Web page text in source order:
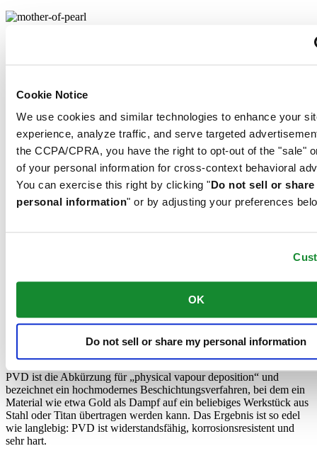
Cookie Notice
We use cookies and similar technologies to enhance your
experience, analyze traffic, and serve targeted
the CCPA/CPRA, you have the right to opt-out of the "sale"
of your personal information for cross-context behavioral
You can exercise this right by clicking "Do not sell or share
personal information" or by adjusting your preferences
OK
Do not sell or share my personal information
Schalenschicht bestimmter Muscheln. Das irisierend schimmernde
werden, was es noch kostbarer macht.
Saphir-Uhrenglas besteht aus Aluminiumoxidpulver (Al2O3), das
auf über 2.000 °C erhitzt wird. Die daraus entstehende Saphir-Kerze
wird mit höchster Präzision in feine Scheiben geschnitten, in Form
gebracht und poliert. Saphir ist extrem kratzfest, wenig
schlagempfindlich und bietet eine hohe Lichtdurchlässigkeit. Aus
diesem Grund ist Saphirglas ein essenzielles Element des DS
Schutz der Zifferblätter verwendet.
korrosionsbeständig. Er enthält nur einen sehr geringen Nickelanteil,
der beim Tragen nicht abgegeben wird und so keine Nickelallergien
auslöst.
PVD ist die Abkürzung für „physical vapour deposition“ und
bezeichnet ein hochmodernes Beschichtungsverfahren, bei dem ein
Material wie etwa Gold als Dampf auf ein beliebiges Werkstück aus
Stahl oder Titan übertragen werden kann. Das Ergebnis ist so edel
wie langlebig: PVD ist widerstandsfähig, korrosionsresistent und
sehr hart.